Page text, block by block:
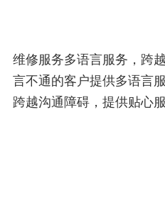
维修服务多语言服务，跨
言不通的客户提供多语言
跨越沟通障碍，提供贴心服